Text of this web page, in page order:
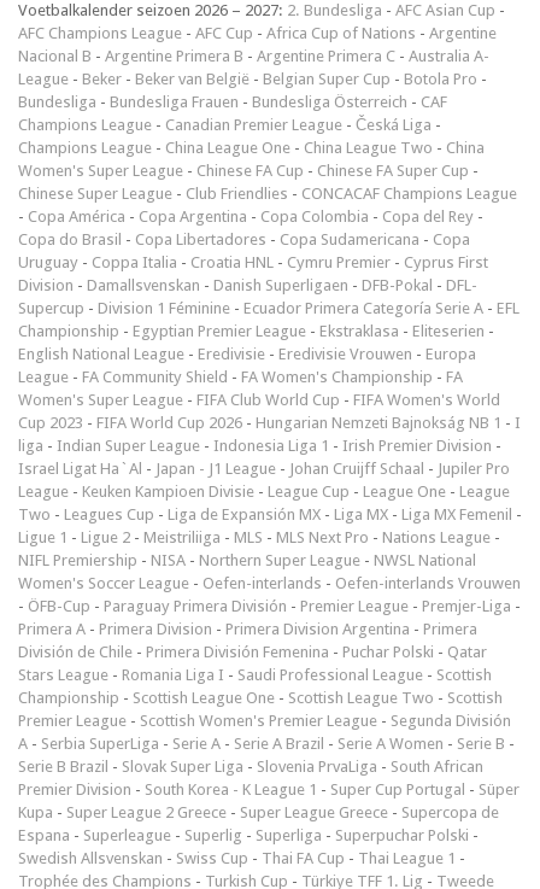
Voetbalkalender seizoen 2026 – 2027: 2. Bundesliga - AFC Asian Cup -
AFC Champions League - AFC Cup - Africa Cup of Nations - Argentine
Nacional B - Argentine Primera B - Argentine Primera C - Australia A-
League - Beker - Beker van België - Belgian Super Cup - Botola Pro -
Bundesliga - Bundesliga Frauen - Bundesliga Österreich - CAF
Champions League - Canadian Premier League - Česká Liga -
Champions League - China League One - China League Two - China
Women's Super League - Chinese FA Cup - Chinese FA Super Cup -
Chinese Super League - Club Friendlies - CONCACAF Champions League
- Copa América - Copa Argentina - Copa Colombia - Copa del Rey -
Copa do Brasil - Copa Libertadores - Copa Sudamericana - Copa
Uruguay - Coppa Italia - Croatia HNL - Cymru Premier - Cyprus First
Division - Damallsvenskan - Danish Superligaen - DFB-Pokal - DFL-
Supercup - Division 1 Féminine - Ecuador Primera Categoría Serie A - EFL
Championship - Egyptian Premier League - Ekstraklasa - Eliteserien -
English National League - Eredivisie - Eredivisie Vrouwen - Europa
League - FA Community Shield - FA Women's Championship - FA
Women's Super League - FIFA Club World Cup - FIFA Women's World
Cup 2023 - FIFA World Cup 2026 - Hungarian Nemzeti Bajnokság NB 1 - I
liga - Indian Super League - Indonesia Liga 1 - Irish Premier Division -
Israel Ligat Ha`Al - Japan - J1 League - Johan Cruijff Schaal - Jupiler Pro
League - Keuken Kampioen Divisie - League Cup - League One - League
Two - Leagues Cup - Liga de Expansión MX - Liga MX - Liga MX Femenil -
Ligue 1 - Ligue 2 - Meistriliiga - MLS - MLS Next Pro - Nations League -
NIFL Premiership - NISA - Northern Super League - NWSL National
Women's Soccer League - Oefen-interlands - Oefen-interlands Vrouwen
- ÖFB-Cup - Paraguay Primera División - Premier League - Premjer-Liga -
Primera A - Primera Division - Primera Division Argentina - Primera
División de Chile - Primera División Femenina - Puchar Polski - Qatar
Stars League - Romania Liga I - Saudi Professional League - Scottish
Championship - Scottish League One - Scottish League Two - Scottish
Premier League - Scottish Women's Premier League - Segunda División
A - Serbia SuperLiga - Serie A - Serie A Brazil - Serie A Women - Serie B -
Serie B Brazil - Slovak Super Liga - Slovenia PrvaLiga - South African
Premier Division - South Korea - K League 1 - Super Cup Portugal - Süper
Kupa - Super League 2 Greece - Super League Greece - Supercopa de
Espana - Superleague - Superlig - Superliga - Superpuchar Polski -
Swedish Allsvenskan - Swiss Cup - Thai FA Cup - Thai League 1 -
Trophée des Champions - Turkish Cup - Türkiye TFF 1. Lig - Tweede